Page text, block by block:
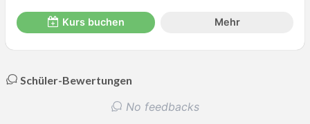
Kurs buchen Mehr
Schüler-Bewertungen
No feedbacks